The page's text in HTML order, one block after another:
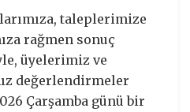
taleplerimize
rağmen sonuç
üyelerimiz ve
değerlendirmeler
Çarşamba günü bir